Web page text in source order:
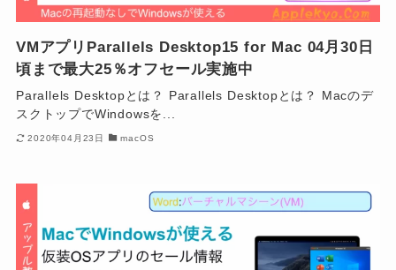
VMアプリParallels Desktop15 for Mac 04月30日
頃まで最大25％オフセール実施中
Parallels Desktopとは？ Parallels Desktopとは？ Macのデ
スクトップでWindowsを...
2020年04月23日 macOS